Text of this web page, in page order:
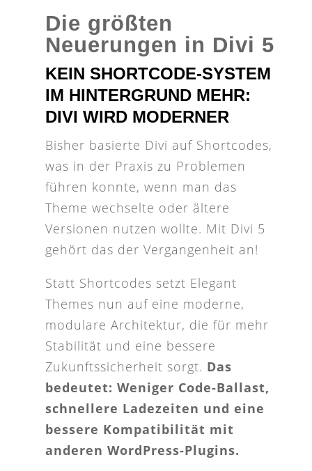
Die größten
Neuerungen in Divi 5
KEIN SHORTCODE-SYSTEM
IM HINTERGRUND MEHR:
DIVI WIRD MODERNER
Bisher basierte Divi auf Shortcodes,
was in der Praxis zu Problemen
führen konnte, wenn man das
Theme wechselte oder ältere
Versionen nutzen wollte. Mit Divi 5
gehört das der Vergangenheit an!
Statt Shortcodes setzt Elegant
Themes nun auf eine moderne,
modulare Architektur, die für mehr
Stabilität und eine bessere
Zukunftssicherheit sorgt. Das
bedeutet: Weniger Code-Ballast,
schnellere Ladezeiten und eine
bessere Kompatibilität mit
anderen WordPress-Plugins.